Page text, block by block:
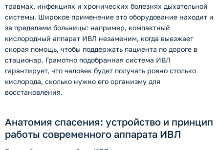
травмах, инфекциях и хронических болезнях дыхательной
системы. Широкое применение это оборудование находит и
за пределами больницы: например, компактный
кислородный аппарат ИВЛ незаменим, когда выезжает
скорая помощь, чтобы поддержать пациента по дороге в
стационар. Грамотно подобранная система ИВЛ
гарантирует, что человек будет получать ровно столько
кислорода, сколько нужно его организму для
восстановления.
Анатомия спасения: устройство и принцип
работы современного аппарата ИВЛ